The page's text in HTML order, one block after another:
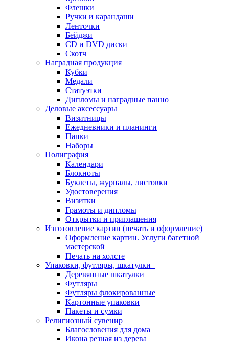
Флешки
Ручки и карандаши
Ленточки
Бейджи
CD и DVD диски
Скотч
Наградная продукция
Кубки
Медали
Статуэтки
Дипломы и наградные панно
Деловые аксессуары
Визитницы
Ежедневники и планинги
Папки
Наборы
Полиграфия
Календари
Блокноты
Буклеты, журналы, листовки
Удостоверения
Визитки
Грамоты и дипломы
Открытки и приглашения
Изготовление картин (печать и оформление)
Оформление картин. Услуги багетной
мастерской
Печать на холсте
Упаковки, футляры, шкатулки
Деревянные шкатулки
Футляры
Футляры флокированные
Картонные упаковки
Пакеты и сумки
Религиозный сувенир
Благословения для дома
Икона резная из дерева